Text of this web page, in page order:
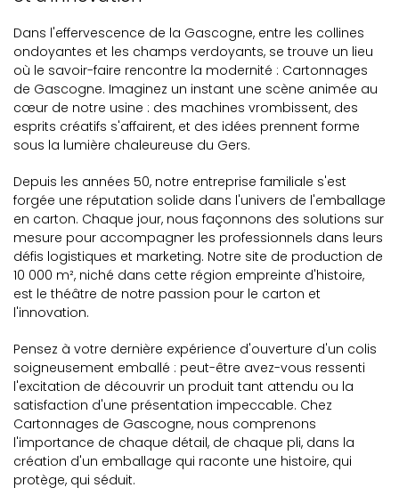
Dans l'effervescence de la Gascogne, entre les collines
ondoyantes et les champs verdoyants, se trouve un lieu
où le savoir-faire rencontre la modernité : Cartonnages
de Gascogne. Imaginez un instant une scène animée au
cœur de notre usine : des machines vrombissent, des
esprits créatifs s'affairent, et des idées prennent forme
sous la lumière chaleureuse du Gers.
Depuis les années 50, notre entreprise familiale s'est
forgée une réputation solide dans l'univers de l'emballage
en carton. Chaque jour, nous façonnons des solutions sur
mesure pour accompagner les professionnels dans leurs
défis logistiques et marketing. Notre site de production de
10 000 m², niché dans cette région empreinte d'histoire,
est le théâtre de notre passion pour le carton et
l'innovation.
Pensez à votre dernière expérience d'ouverture d'un colis
soigneusement emballé : peut-être avez-vous ressenti
l'excitation de découvrir un produit tant attendu ou la
satisfaction d'une présentation impeccable. Chez
Cartonnages de Gascogne, nous comprenons
l'importance de chaque détail, de chaque pli, dans la
création d'un emballage qui raconte une histoire, qui
protège, qui séduit.